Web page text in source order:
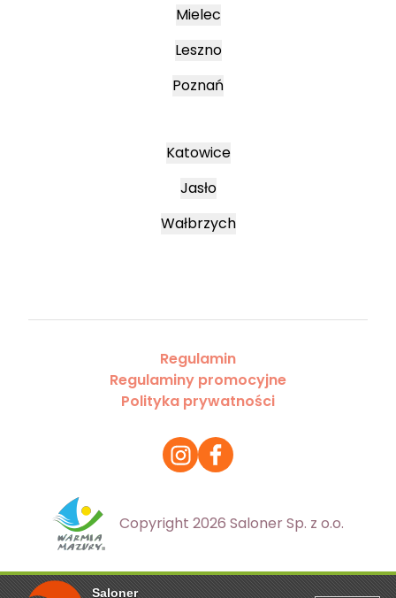
Saloner
Mielec
Leszno
Poznań
Katowice
Jasło
Wałbrzych
Regulamin
Regulaminy promocyjne
Polityka prywatności
Copyright 2026 Saloner Sp. z o.o.